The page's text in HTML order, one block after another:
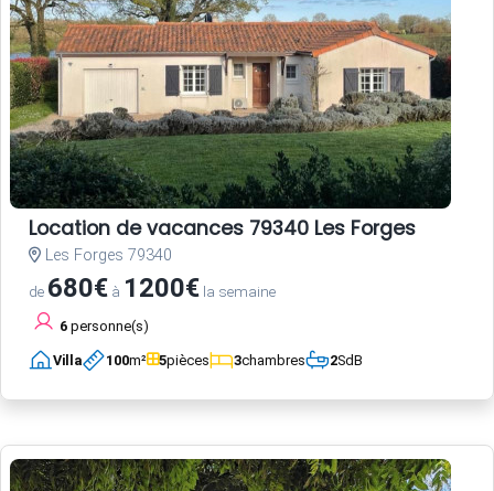
Location de vacances 79340 Les Forges
Les Forges 79340
de 680€ à 1200€ la semaine
6 personne(s)
Villa 100m² 5pièces 3chambres 2SdB